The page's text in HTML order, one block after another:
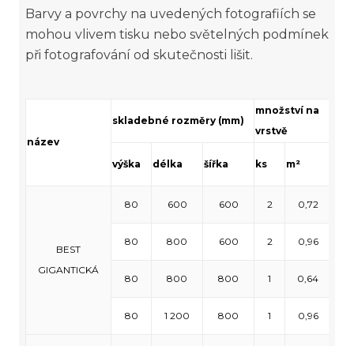
Barvy a povrchy na uvedených fotografiích se
mohou vlivem tisku nebo světelných podmínek
při fotografování od skutečnosti lišit.
název
skladebné rozměry (mm)
množství na
vrstvě
výška délka šířka ks m²
BEST
GIGANTICKÁ
80 600 600 2 0,72
80 800 600 2 0,96
80 800 800 1 0,64
80 1 200 800 1 0,96